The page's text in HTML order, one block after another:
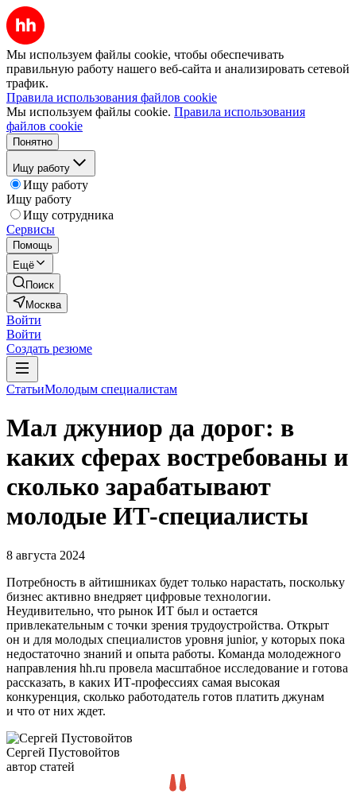
Мы используем файлы cookie, чтобы обеспечивать
правильную работу нашего веб-сайта и анализировать сетевой
трафик.
Правила использования файлов cookie
Мы используем файлы cookie. Правила использования
файлов cookie
Понятно
Ищу работу
Ищу работу
Ищу работу
Ищу сотрудника
Сервисы
Помощь
Ещё
Поиск
Москва
Войти
Войти
Создать резюме
СтатьиМолодым специалистам
Мал джуниор да дорог: в
каких сферах востребованы и
сколько зарабатывают
молодые ИТ-специалисты
8 августа 2024
Потребность в айтишниках будет только нарастать, поскольку
бизнес активно внедряет цифровые технологии.
Неудивительно, что рынок ИТ был и остается
привлекательным с точки зрения трудоустройства. Открыт
он и для молодых специалистов уровня junior, у которых пока
недостаточно знаний и опыта работы. Команда молодежного
направления hh.ru провела масштабное исследование и готова
рассказать, в каких ИТ-профессиях самая высокая
конкуренция, сколько работодатель готов платить джунам
и что от них ждет.
Сергей Пустовойтов
автор статей